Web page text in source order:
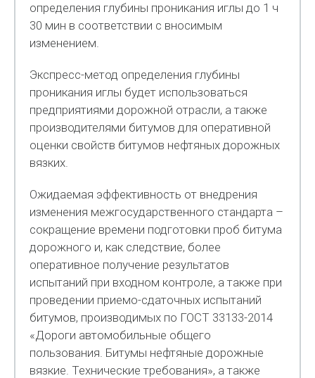
определения глубины проникания иглы до 1 ч
30 мин в соответствии с вносимым
изменением.
Экспресс-метод определения глубины
проникания иглы будет использоваться
предприятиями дорожной отрасли, а также
производителями битумов для оперативной
оценки свойств битумов нефтяных дорожных
вязких.
Ожидаемая эффективность от внедрения
изменения межгосударственного стандарта –
сокращение времени подготовки проб битума
дорожного и, как следствие, более
оперативное получение результатов
испытаний при входном контроле, а также при
проведении приемо-сдаточных испытаний
битумов, производимых по ГОСТ 33133-2014
«Дороги автомобильные общего
пользования. Битумы нефтяные дорожные
вязкие. Технические требования», а также